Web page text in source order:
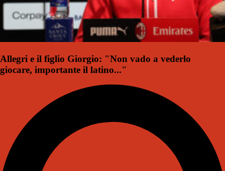
Allegri e il figlio Giorgio: "Non vado a vederlo
giocare, importante il latino..."